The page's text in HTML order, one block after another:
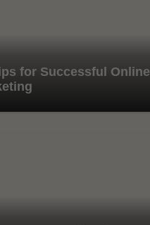
for Successful Online